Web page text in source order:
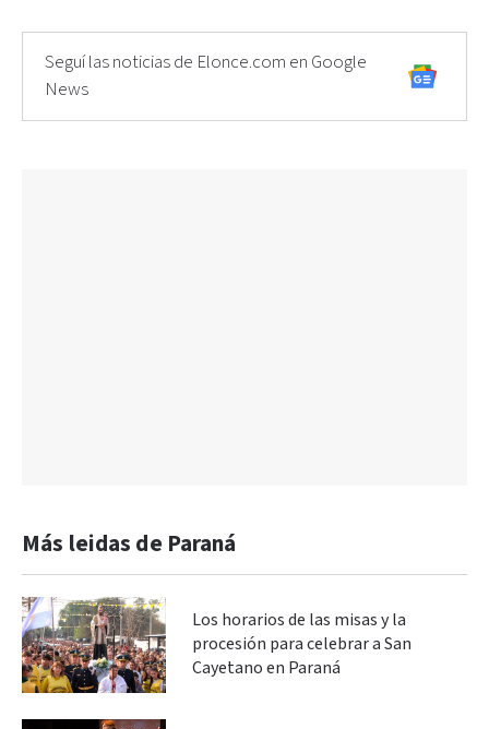
Seguí las noticias de Elonce.com en Google
News
Más leidas de Paraná
Los horarios de las misas y la
procesión para celebrar a San
Cayetano en Paraná